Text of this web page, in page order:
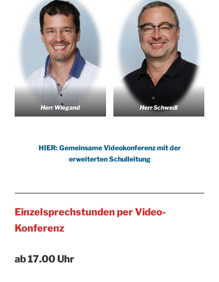
Herr Wiegand Herr Schwedl
HIER: Gemeinsame Videokonferenz mit der
erweiterten Schulleitung
Einzelsprechstunden per Video-
Konferenz
ab 17.00 Uhr